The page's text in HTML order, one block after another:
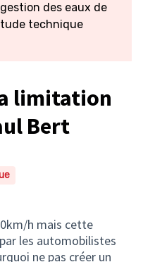
des eaux de
technique
limitation
Bert
h mais cette
les automobilistes
ne pas créer un